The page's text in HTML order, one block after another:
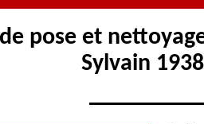
pose et
Sylvain